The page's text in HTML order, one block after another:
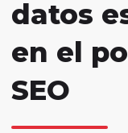
datos
en el
SEO